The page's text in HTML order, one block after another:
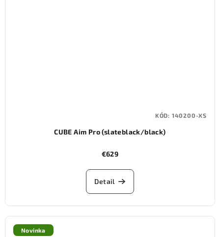
CUBE Aim Pro (slateblack/black)
€629
Detail
KÓD: 140200-XS
Novinka